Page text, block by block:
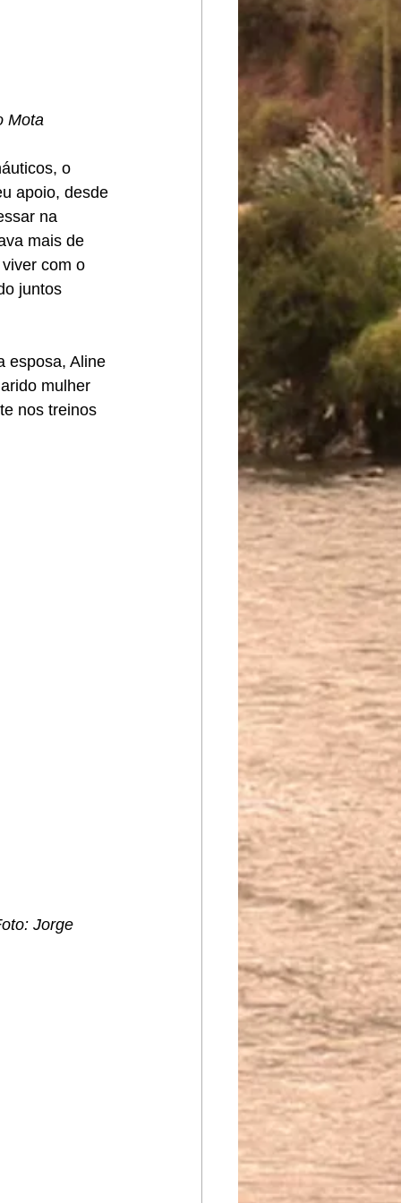
Mota
o
apoio, desde
na
mais de
com o
juntos
esposa, Aline
mulher
nos treinos